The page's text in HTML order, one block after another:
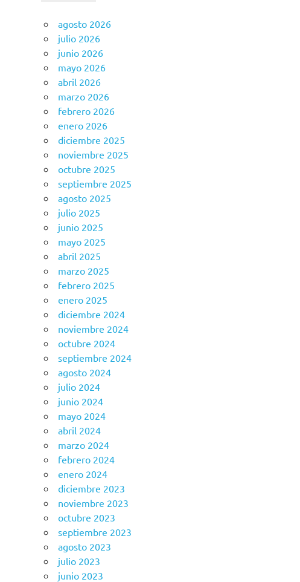
agosto 2026
julio 2026
junio 2026
mayo 2026
abril 2026
marzo 2026
febrero 2026
enero 2026
diciembre 2025
noviembre 2025
octubre 2025
septiembre 2025
agosto 2025
julio 2025
junio 2025
mayo 2025
abril 2025
marzo 2025
febrero 2025
enero 2025
diciembre 2024
noviembre 2024
octubre 2024
septiembre 2024
agosto 2024
julio 2024
junio 2024
mayo 2024
abril 2024
marzo 2024
febrero 2024
enero 2024
diciembre 2023
noviembre 2023
octubre 2023
septiembre 2023
agosto 2023
julio 2023
junio 2023